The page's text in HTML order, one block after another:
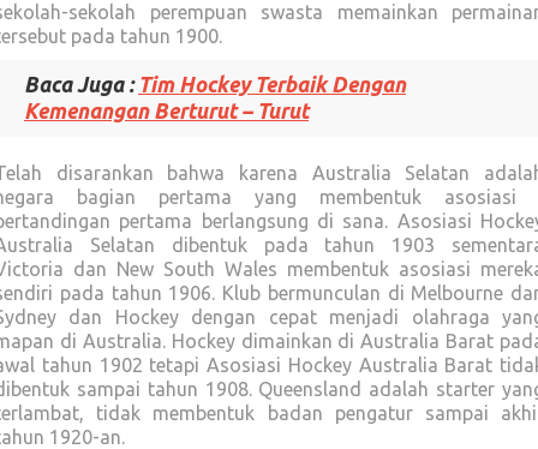
sekolah perempuan swasta memainkan
pada tahun 1900.
Baca Juga : Tim Hockey Terbaik Dengan
Kemenangan Berturut – Turut
disarankan bahwa karena Australia Selatan
bagian pertama yang membentuk asosiasi
pertama berlangsung di sana. Asosiasi
Selatan dibentuk pada tahun 1903
dan New South Wales membentuk asosiasi
pada tahun 1906. Klub bermunculan di Melbourne
dan Hockey dengan cepat menjadi olahraga
di Australia. Hockey dimainkan di Australia Barat
tahun 1902 tetapi Asosiasi Hockey Australia Barat
sampai tahun 1908. Queensland adalah starter
tidak membentuk badan pengatur sampai
1920-an.